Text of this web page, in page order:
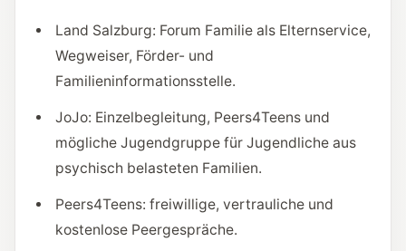
Land Salzburg: Forum Familie als Elternservice,
Wegweiser, Förder- und
Familieninformationsstelle.
JoJo: Einzelbegleitung, Peers4Teens und
mögliche Jugendgruppe für Jugendliche aus
psychisch belasteten Familien.
Peers4Teens: freiwillige, vertrauliche und
kostenlose Peergespräche.